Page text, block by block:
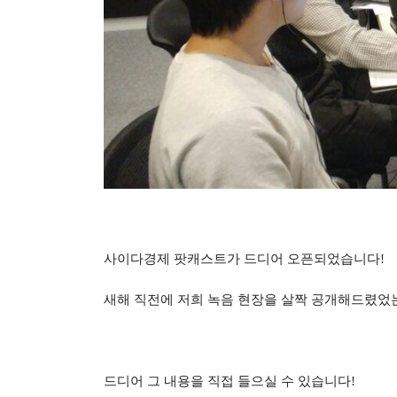
사이다경제 팟캐스트가 드디어 오픈되었습니다!
새해 직전에 저희 녹음 현장을 살짝 공개해드렸었
드디어 그 내용을 직접 들으실 수 있습니다!